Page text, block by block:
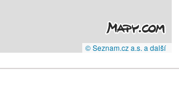
© Seznam.cz a.s. a další